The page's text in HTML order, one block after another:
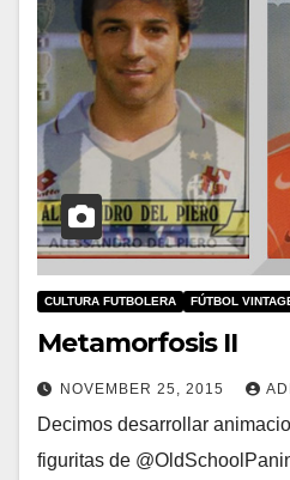
CULTURA FUTBOLERA FÚTBOL
Metamorfosis II
NOVEMBER 25, 2015
Decimos desarrollar
figuritas de